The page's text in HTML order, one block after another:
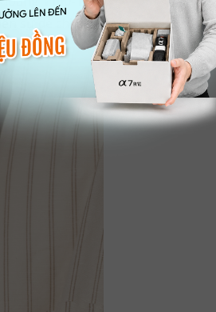
sự dễ chịu khi sử dụng.